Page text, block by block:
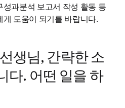
과분석 보고서 작성 활동 등
도움이 되기를 바랍니다.
생님, 간략한 소
다. 어떤 일을 하